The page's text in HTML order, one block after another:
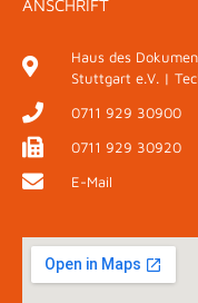
ANSCHRIFT
Haus des
Stuttgart e.V. |
0711 929 30900
0711 929 30920
E-Mail